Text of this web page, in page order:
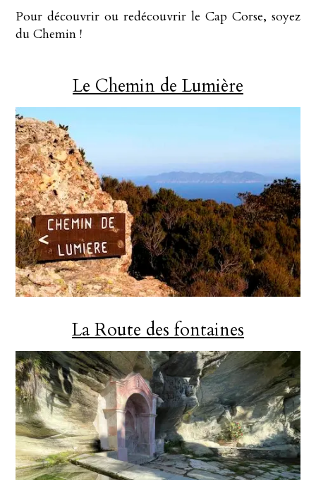
Pour découvrir ou redécouvrir le Cap Corse, soyez
du Chemin !
Le Chemin de Lumière
La Route des fontaines